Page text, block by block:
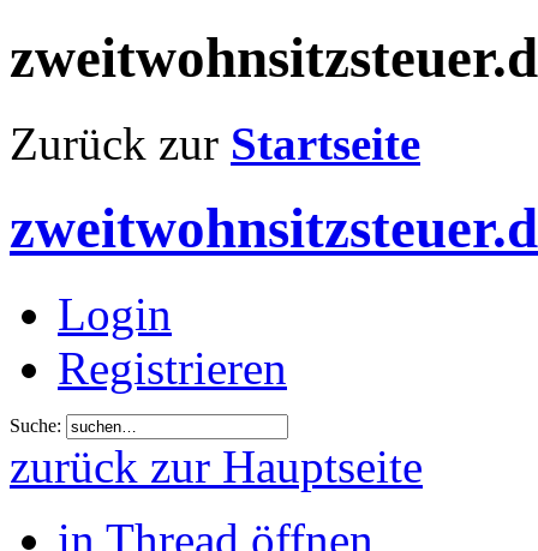
Zurück zur Startseite
Login
Registrieren
Suche:
zurück zur Hauptseite
in Thread öffnen